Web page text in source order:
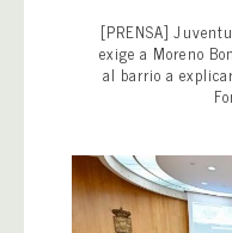
[PRENSA]
exige a Moreno
al barrio a